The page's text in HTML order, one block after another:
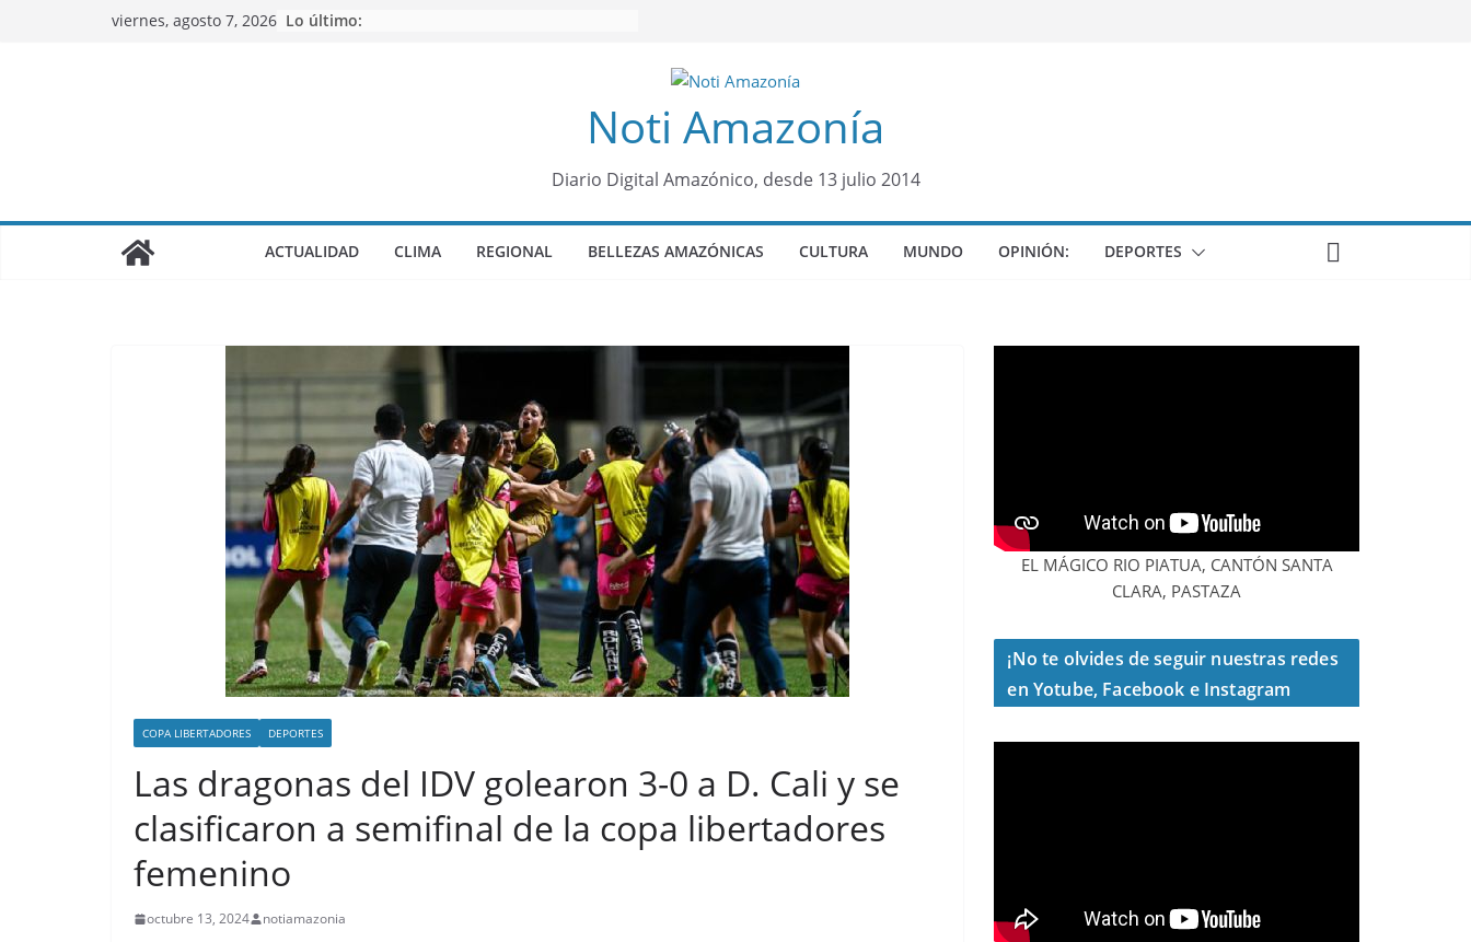
viernes, agosto 7, 2026 Lo último:
Noti Amazonía
Diario Digital Amazónico, desde 13 julio 2014
ACTUALIDAD CLIMA REGIONAL BELLEZAS AMAZÓNICAS CULTURA MUNDO OPINIÓN: DEPORTES
COPA LIBERTADORES DEPORTES
Las dragonas del IDV golearon 3-0 a D. Cali y se
clasificaron a semifinal de la copa libertadores
femenino
octubre 13, 2024 notiamazonia
EL MÁGICO RIO PIATUA, CANTÓN SANTA
CLARA, PASTAZA
¡No te olvides de seguir nuestras redes
en Yotube, Facebook e Instagram